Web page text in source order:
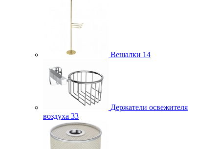
Вешалки 14
Держатели освежителя
воздуха 33